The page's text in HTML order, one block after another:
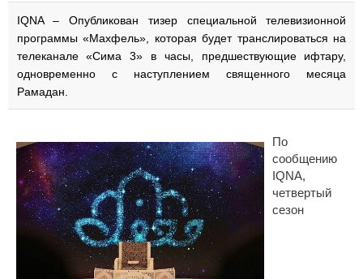
IQNA – Опубликован тизер специальной телевизионной
программы «Махфель», которая будет транслироваться на
телеканале «Сима 3» в часы, предшествующие ифтару,
одновременно с наступлением священного месяца
Рамадан.
По
сообщению
IQNA,
четвертый
сезон